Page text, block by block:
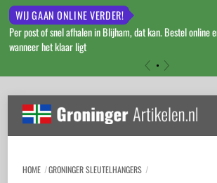
WIJ GAAN ONLINE VERDER!
Per post of snel afhalen in Blijham, dat kan. Bestel online
wanneer het klaar ligt
content
HOME GRONINGER SLEUTELHANGERS